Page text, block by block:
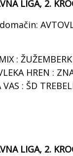
LIGA, 2.
:
HREN :
VAS : ŠD
LIGA, 2.